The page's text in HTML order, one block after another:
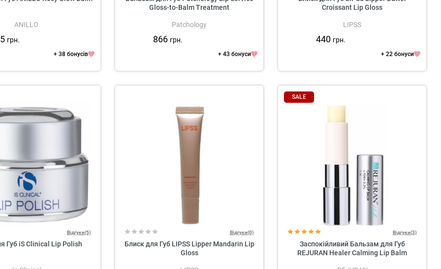
ANILLO
грн.
+ 38 бонусів
Gloss-to-Balm Treatment
Patchology
866 грн.
+ 43 бонуси
Croissant Lip Gloss
LIPSS
440 грн.
+ 22 бонуси
Відгуки(5)
Губ iS Clinical Lip Polish
Відгуки(0)
Блиск для Губ LIPSS Lipper Mandarin Lip
Gloss
SALE
Відгуки(3)
Заспокійливий Бальзам для Губ
REJURAN Healer Calming Lip Balm